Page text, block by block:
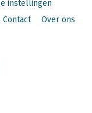
instellingen
Contact Over ons